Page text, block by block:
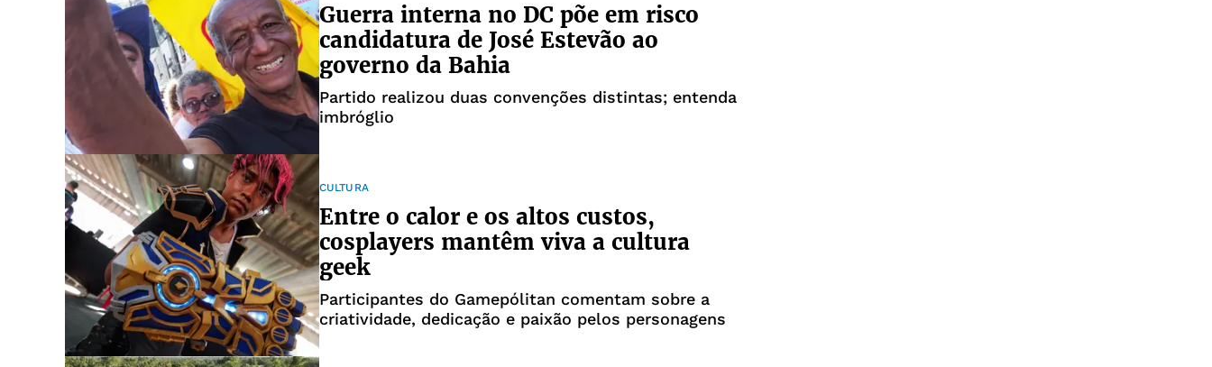
Guerra interna no DC põe em risco
candidatura de José Estevão ao
governo da Bahia
Partido realizou duas convenções distintas; entenda
imbróglio
CULTURA
Entre o calor e os altos custos,
cosplayers mantêm viva a cultura
geek
Participantes do Gamepólitan comentam sobre a
criatividade, dedicação e paixão pelos personagens